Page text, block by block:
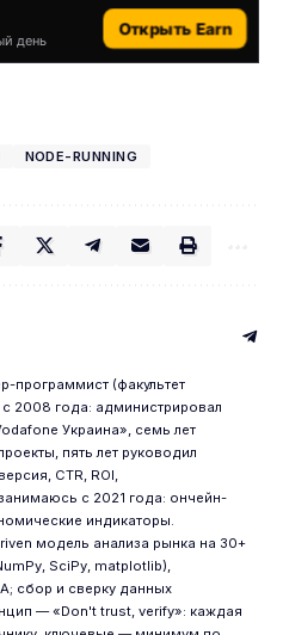
день
Открыть Earn
NODE-RUNNING
программист (факультет
2008 года: администрировал
Украина», семь лет
пять лет руководил
CTR, ROI,
с 2021 года: ончейн-
индикаторы.
модель анализа рынка на 30+
SciPy, matplotlib),
сбор и сверку данных
— «Don't trust, verify»: каждая